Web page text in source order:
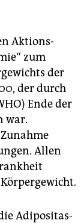
Ak­tions­
zum
der
der durch
Ende der
war.
Allen
Adipositas-